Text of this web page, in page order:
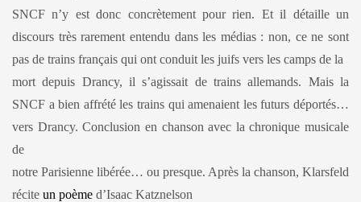
SNCF n’y est donc concrètement pour rien. Et il détaille un
discours très rarement entendu dans les médias : non, ce ne sont
pas de trains français qui ont conduit les juifs vers les camps de la
mort depuis Drancy, il s’agissait de trains allemands. Mais la
SNCF a bien affrété les trains qui amenaient les futurs déportés…
vers Drancy. Conclusion en chanson avec la chronique musicale
de
notre Parisienne libérée… ou presque. Après la chanson, Klarsfeld
récite un poème d’Isaac Katznelson